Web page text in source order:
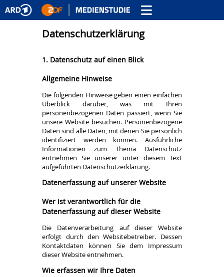
Datenschutzerklärung
1. Datenschutz auf einen Blick
Allgemeine Hinweise
Die folgenden Hinweise geben einen einfachen
Überblick darüber, was mit Ihren
personenbezogenen Daten passiert, wenn Sie
unsere Website besuchen. Personenbezogene
Daten sind alle Daten, mit denen Sie persönlich
identifiziert werden können. Ausführliche
Informationen zum Thema Datenschutz
entnehmen Sie unserer unter diesem Text
aufgeführten Datenschutzerklärung.
Datenerfassung auf unserer Website
Wer ist verantwortlich für die
Datenerfassung auf dieser Website
Die Datenverarbeitung auf dieser Website
erfolgt durch den Websitebetreiber. Dessen
Kontaktdaten können Sie dem Impressum
dieser Website entnehmen.
Wie erfassen wir Ihre Daten